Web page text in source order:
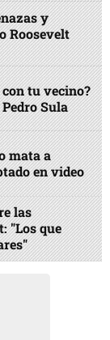
y
Roosevelt
tu vecino?
Sula
mata a
en video
las
"Los que